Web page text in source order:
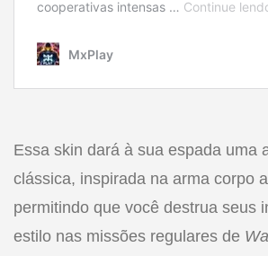
Essa skin dará à sua espada uma
clássica, inspirada na arma corpo
permitindo que você destrua seus
estilo nas missões regulares de